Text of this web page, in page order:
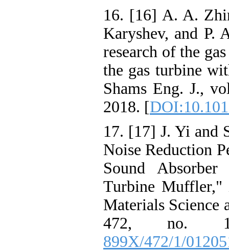
16. [16] A. A.
Karyshev, and
research of
the gas
Shams Eng.
2018. [
17. [17] J. Yi
Noise
Sound
Turbine
Materials
472,
899X/472/1/